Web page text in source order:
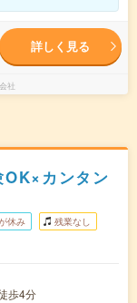
詳しく見る
社
OK×カンタン
休み 残業なし
歩4分